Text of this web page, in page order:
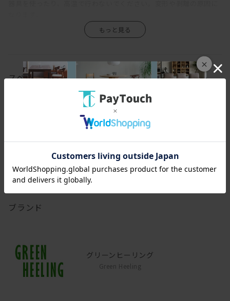
×
□汚れが目立つときは、柔らかいハケを使うか濡れタオルなどで軽
□暖房器具等のすぐそばに置かないでください。火災や変形変色の
原因となることがあります。
スペック
23cm
18cm
葉、幹:ポリエステル、 酸化チタン光触媒
ブランド
グリーンヒーリング
Green Heeling